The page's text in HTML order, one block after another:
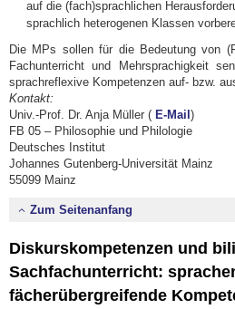
auf die (fach)sprachlichen
sprachlich heterogenen Klassen
Die MPs sollen für die Bedeutung von
Fachunterricht und Mehrsprachigkeit
sprachreflexive Kompetenzen auf- bzw.
Kontakt:
Univ.-Prof. Dr. Anja Müller ( E-Mail )
FB 05 – Philosophie und Philologie
Deutsches Institut
Johannes Gutenberg-Universität Mainz
55099 Mainz
Zum Seitenanfang
Diskurskompetenzen und
Sachfachunterricht:
fächerübergreifende